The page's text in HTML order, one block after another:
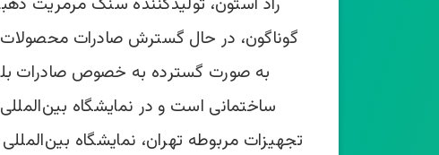
گوناگون، در حال گسترش صادرات
به صورت گسترده به خصوص صادرات
ساختمانی است و در نمایشگاه
تجهیزات مربوطه تهران، نمایشگاه